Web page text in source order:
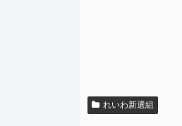
れいわ新選組